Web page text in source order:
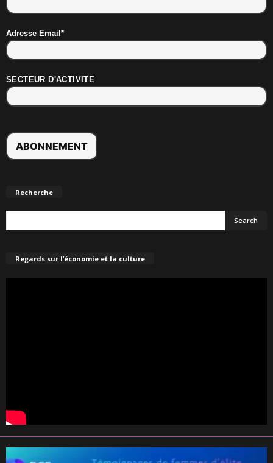
Adresse Email*
SECTEUR D'ACTIVITE
Recherche
Regards sur l’économie et la culture